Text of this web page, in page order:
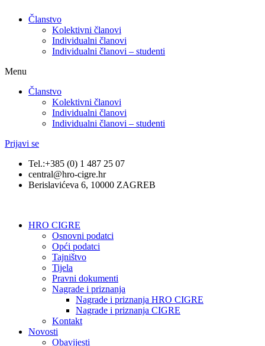
Članstvo
Kolektivni članovi
Individualni članovi
Individualni članovi – studenti
Menu
Članstvo
Kolektivni članovi
Individualni članovi
Individualni članovi – studenti
Prijavi se
Tel.:+385 (0) 1 487 25 07
central@hro-cigre.hr
Berislavićeva 6, 10000 ZAGREB
HRO CIGRE
Osnovni podatci​
Opći podatci
Tajništvo
Tijela
Pravni dokumenti
Nagrade i priznanja
Nagrade i priznanja HRO CIGRE
Nagrade i priznanja CIGRE
Kontakt
Novosti
Obavijesti